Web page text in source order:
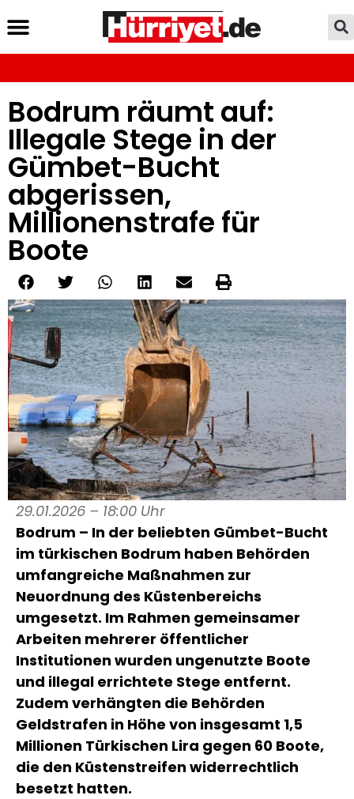
Bodrum räumt auf:
Illegale Stege in der
Gümbet-Bucht
abgerissen,
Millionenstrafe für
Boote
29.01.2026 – 18:00 Uhr
Bodrum – In der beliebten Gümbet-Bucht
im türkischen Bodrum haben Behörden
umfangreiche Maßnahmen zur
Neuordnung des Küstenbereichs
umgesetzt. Im Rahmen gemeinsamer
Arbeiten mehrerer öffentlicher
Institutionen wurden ungenutzte Boote
und illegal errichtete Stege entfernt.
Zudem verhängten die Behörden
Geldstrafen in Höhe von insgesamt 1,5
Millionen Türkischen Lira gegen 60 Boote,
die den Küstenstreifen widerrechtlich
besetzt hatten.